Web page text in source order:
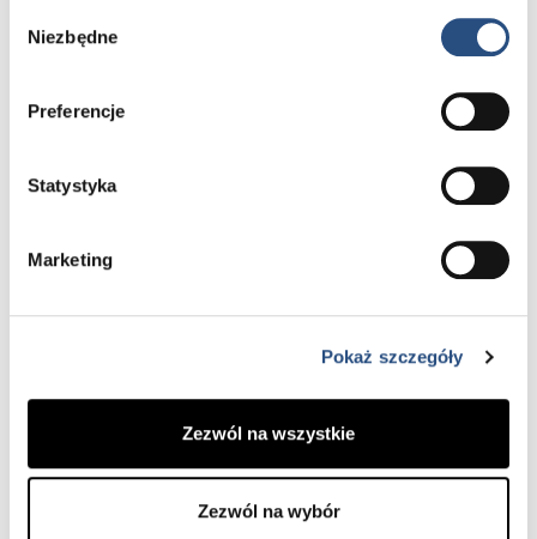
zgody
Niezbędne
Preferencje
Statystyka
Marketing
Pokaż szczegóły
Zezwól na wszystkie
Zezwól na wybór
systemy wsparcia kierowcy, takie jak
zapobiegania kolizjom, wyznaczają nowe
i Twoich bliskich